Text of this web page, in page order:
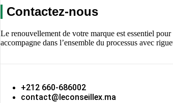
Contactez-nous
Le renouvellement de votre marque est essentiel
accompagne dans l’ensemble du processus avec
+212 660-686002
contact@leconseillex.ma